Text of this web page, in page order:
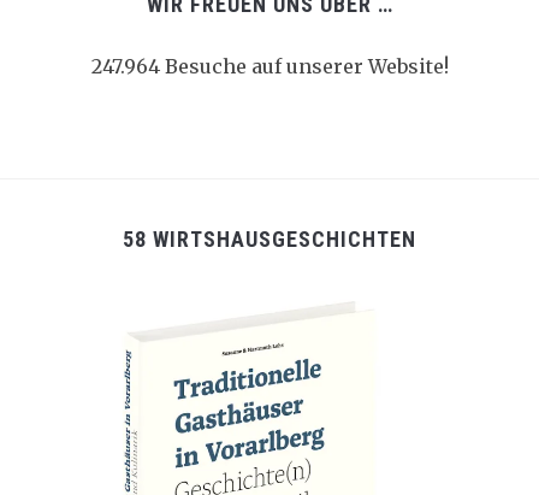
247.964 Besuche auf unserer Website!
58 WIRTSHAUSGESCHICHTEN